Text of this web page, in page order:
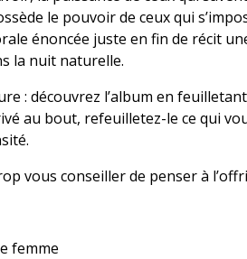
le pouvoir de ceux qui
énoncée juste en fin de récit
la nuit naturelle.
: découvrez l’album en
au bout, refeuilletez-le ce qui
vous conseiller de penser à
femme